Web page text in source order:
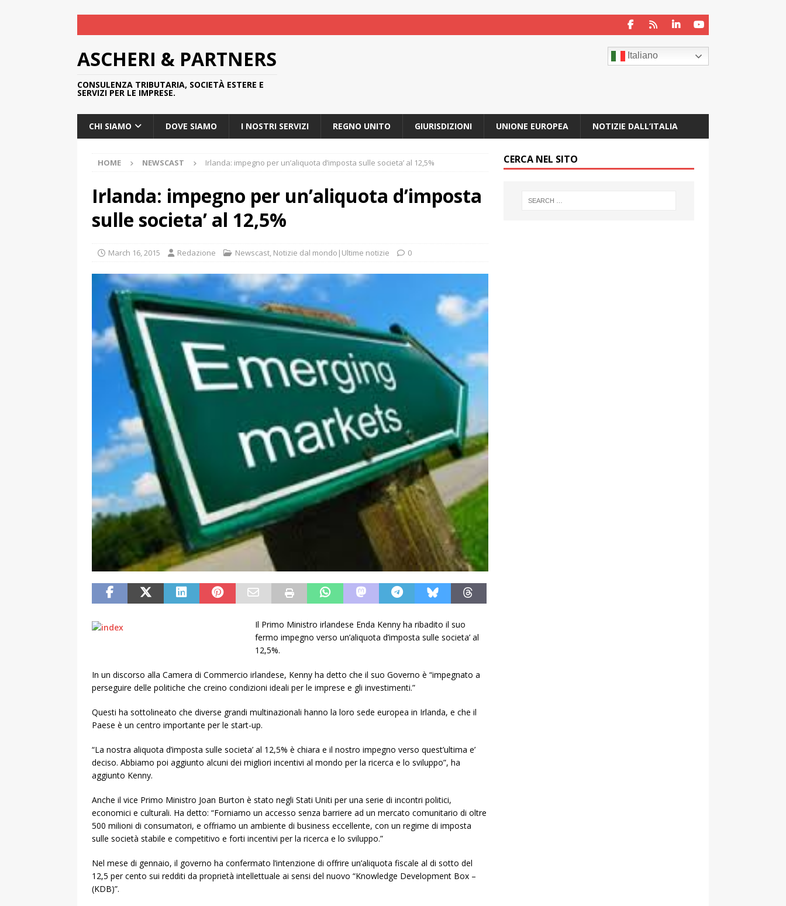
ASCHERI & PARTNERS
CONSULENZA TRIBUTARIA, SOCIETÀ ESTERE E
SERVIZI PER LE IMPRESE.
Italiano
CHI SIAMO DOVE SIAMO I NOSTRI SERVIZI REGNO UNITO GIURISDIZIONI UNIONE EUROPEA NOTIZIE DALL’ITALIA
HOME NEWSCAST Irlanda: impegno per un’aliquota d’imposta sulle societa’ al 12,5%
Irlanda: impegno per un’aliquota d’imposta
sulle societa’ al 12,5%
March 16, 2015 Redazione Newscast, Notizie dal mondo|Ultime notizie 0
Il Primo Ministro irlandese Enda Kenny ha ribadito il suo
fermo impegno verso un’aliquota d’imposta sulle societa’ al
12,5%.
In un discorso alla Camera di Commercio irlandese, Kenny ha detto che il suo Governo è “impegnato a
perseguire delle politiche che creino condizioni ideali per le imprese e gli investimenti.”
Questi ha sottolineato che diverse grandi multinazionali hanno la loro sede europea in Irlanda, e che il
Paese è un centro importante per le start-up.
“La nostra aliquota d’imposta sulle societa’ al 12,5% è chiara e il nostro impegno verso quest’ultima e’
deciso. Abbiamo poi aggiunto alcuni dei migliori incentivi al mondo per la ricerca e lo sviluppo”, ha
aggiunto Kenny.
Anche il vice Primo Ministro Joan Burton è stato negli Stati Uniti per una serie di incontri politici,
economici e culturali. Ha detto: “Forniamo un accesso senza barriere ad un mercato comunitario di oltre
500 milioni di consumatori, e offriamo un ambiente di business eccellente, con un regime di imposta
sulle società stabile e competitivo e forti incentivi per la ricerca e lo sviluppo.”
Nel mese di gennaio, il governo ha confermato l’intenzione di offrire un’aliquota fiscale al di sotto del
12,5 per cento sui redditi da proprietà intellettuale ai sensi del nuovo “Knowledge Development Box –
(KDB)”.
CERCA NEL SITO